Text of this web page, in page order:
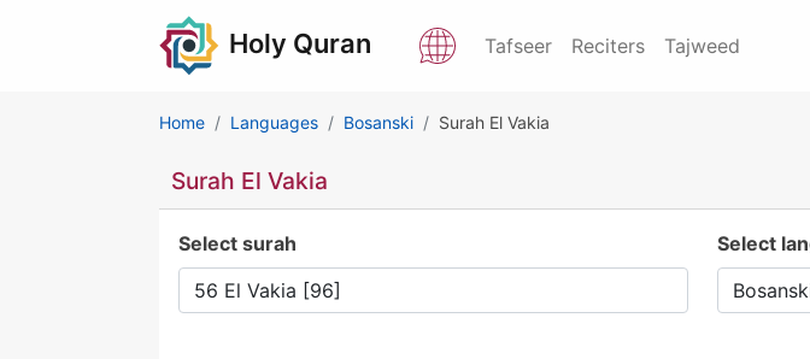
Holy Quran Tafseer Reciters Tajweed
Home Languages Bosanski Surah El Vakia
Surah El Vakia
Select surah Select